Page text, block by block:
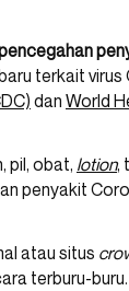
terkait virus
dan World
pil, obat, lotion,
penyakit
atau situs
terburu-